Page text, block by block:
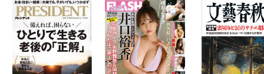
カート
試し読み
あらすじを表示する
週刊東洋経済 2025/12/13号